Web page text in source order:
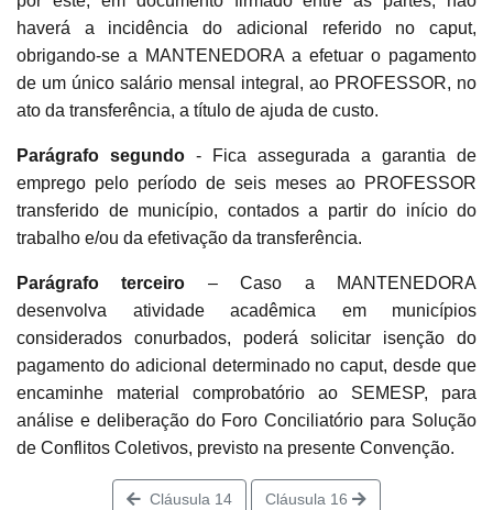
haverá a incidência do adicional referido no caput,
obrigando-se a MANTENEDORA a efetuar o pagamento
de um único salário mensal integral, ao PROFESSOR, no
ato da transferência, a título de ajuda de custo.
Parágrafo segundo - Fica assegurada a garantia de
emprego pelo período de seis meses ao PROFESSOR
transferido de município, contados a partir do início do
trabalho e/ou da efetivação da transferência.
Parágrafo terceiro – Caso a MANTENEDORA
desenvolva atividade acadêmica em municípios
considerados conurbados, poderá solicitar isenção do
pagamento do adicional determinado no caput, desde que
encaminhe material comprobatório ao SEMESP, para
análise e deliberação do Foro Conciliatório para Solução
de Conflitos Coletivos, previsto na presente Convenção.
Cláusula 14 Cláusula 16